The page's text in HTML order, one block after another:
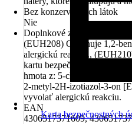
Bez konzervačných látok
Nie
Doplnkové znaky
(EUH208) Obsahuje 1,2-
alergickú reakciu.,
kartu bezpečnostných
hmota z: 5-chlór-2-metyl-
2-metyl-2H-izotiazol-3-on
vyvolať alergickú reakciu.
EAN
4306517371609,
Karta bezpečnostných